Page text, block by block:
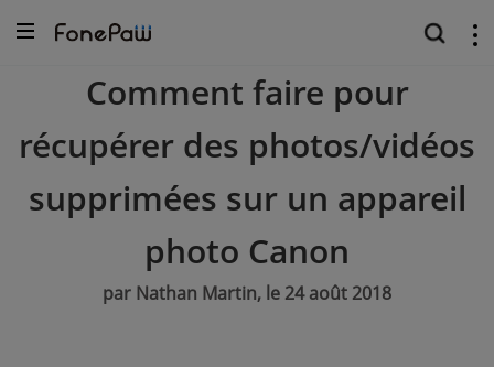
Comment faire pour
récupérer des photos/vidéos
supprimées sur un appareil
photo Canon
par Nathan Martin, le 24 août 2018